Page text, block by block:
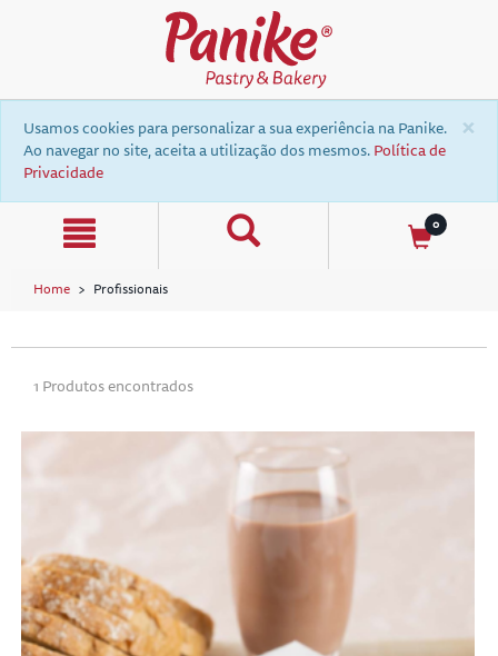
×
Usamos cookies para personalizar a sua experiência na Panike.
Ao navegar no site, aceita a utilização dos mesmos. Política de
Privacidade
0
Home Profissionais
1 Produtos encontrados